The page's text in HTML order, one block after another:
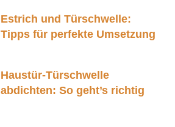
Estrich und Türschwelle:
Tipps für perfekte Umsetzung
Haustür-Türschwelle
abdichten: So geht’s richtig